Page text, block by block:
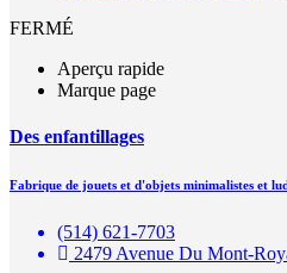
FERMÉ
Aperçu rapide
Marque page
Des enfantillages
Fabrique de jouets et d'objets minimalistes et
(514) 621-7703
2479 Avenue Du Mont-